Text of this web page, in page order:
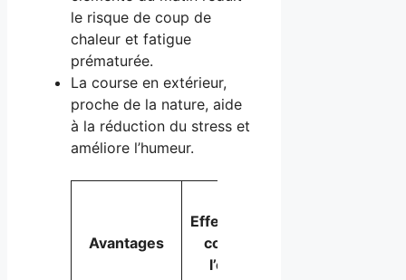
le risque de coup de
chaleur et fatigue
prématurée.
La course en extérieur,
proche de la nature, aide
à la réduction du stress et
améliore l’humeur.
Avantages
Effets sur le
corps et
l’esprit